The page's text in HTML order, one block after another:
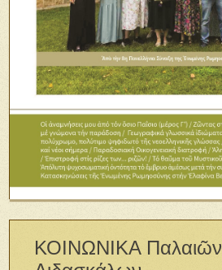
ΚΟΙΝΩΝΙΚΑ Παλαιῶν